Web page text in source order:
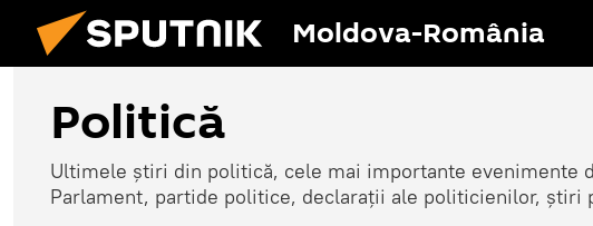
Moldova-România
Politică
Ultimele știri din politică, cele mai importante evenimente
Parlament, partide politice, declarații ale politicienilor, știri